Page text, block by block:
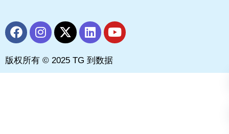
F
a
e
b
I
n
t
a
X
-
w
i
L
i
k
e
Y
o
u
版权所有 © 2025 TG 到数据